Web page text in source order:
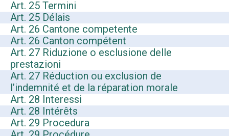
Art. 25 Termini
Art. 25 Délais
Art. 26 Cantone competente
Art. 26 Canton compétent
Art. 27 Riduzione o esclusione delle
prestazioni
Art. 27 Réduction ou exclusion de
l’indemnité et de la réparation morale
Art. 28 Interessi
Art. 28 Intérêts
Art. 29 Procedura